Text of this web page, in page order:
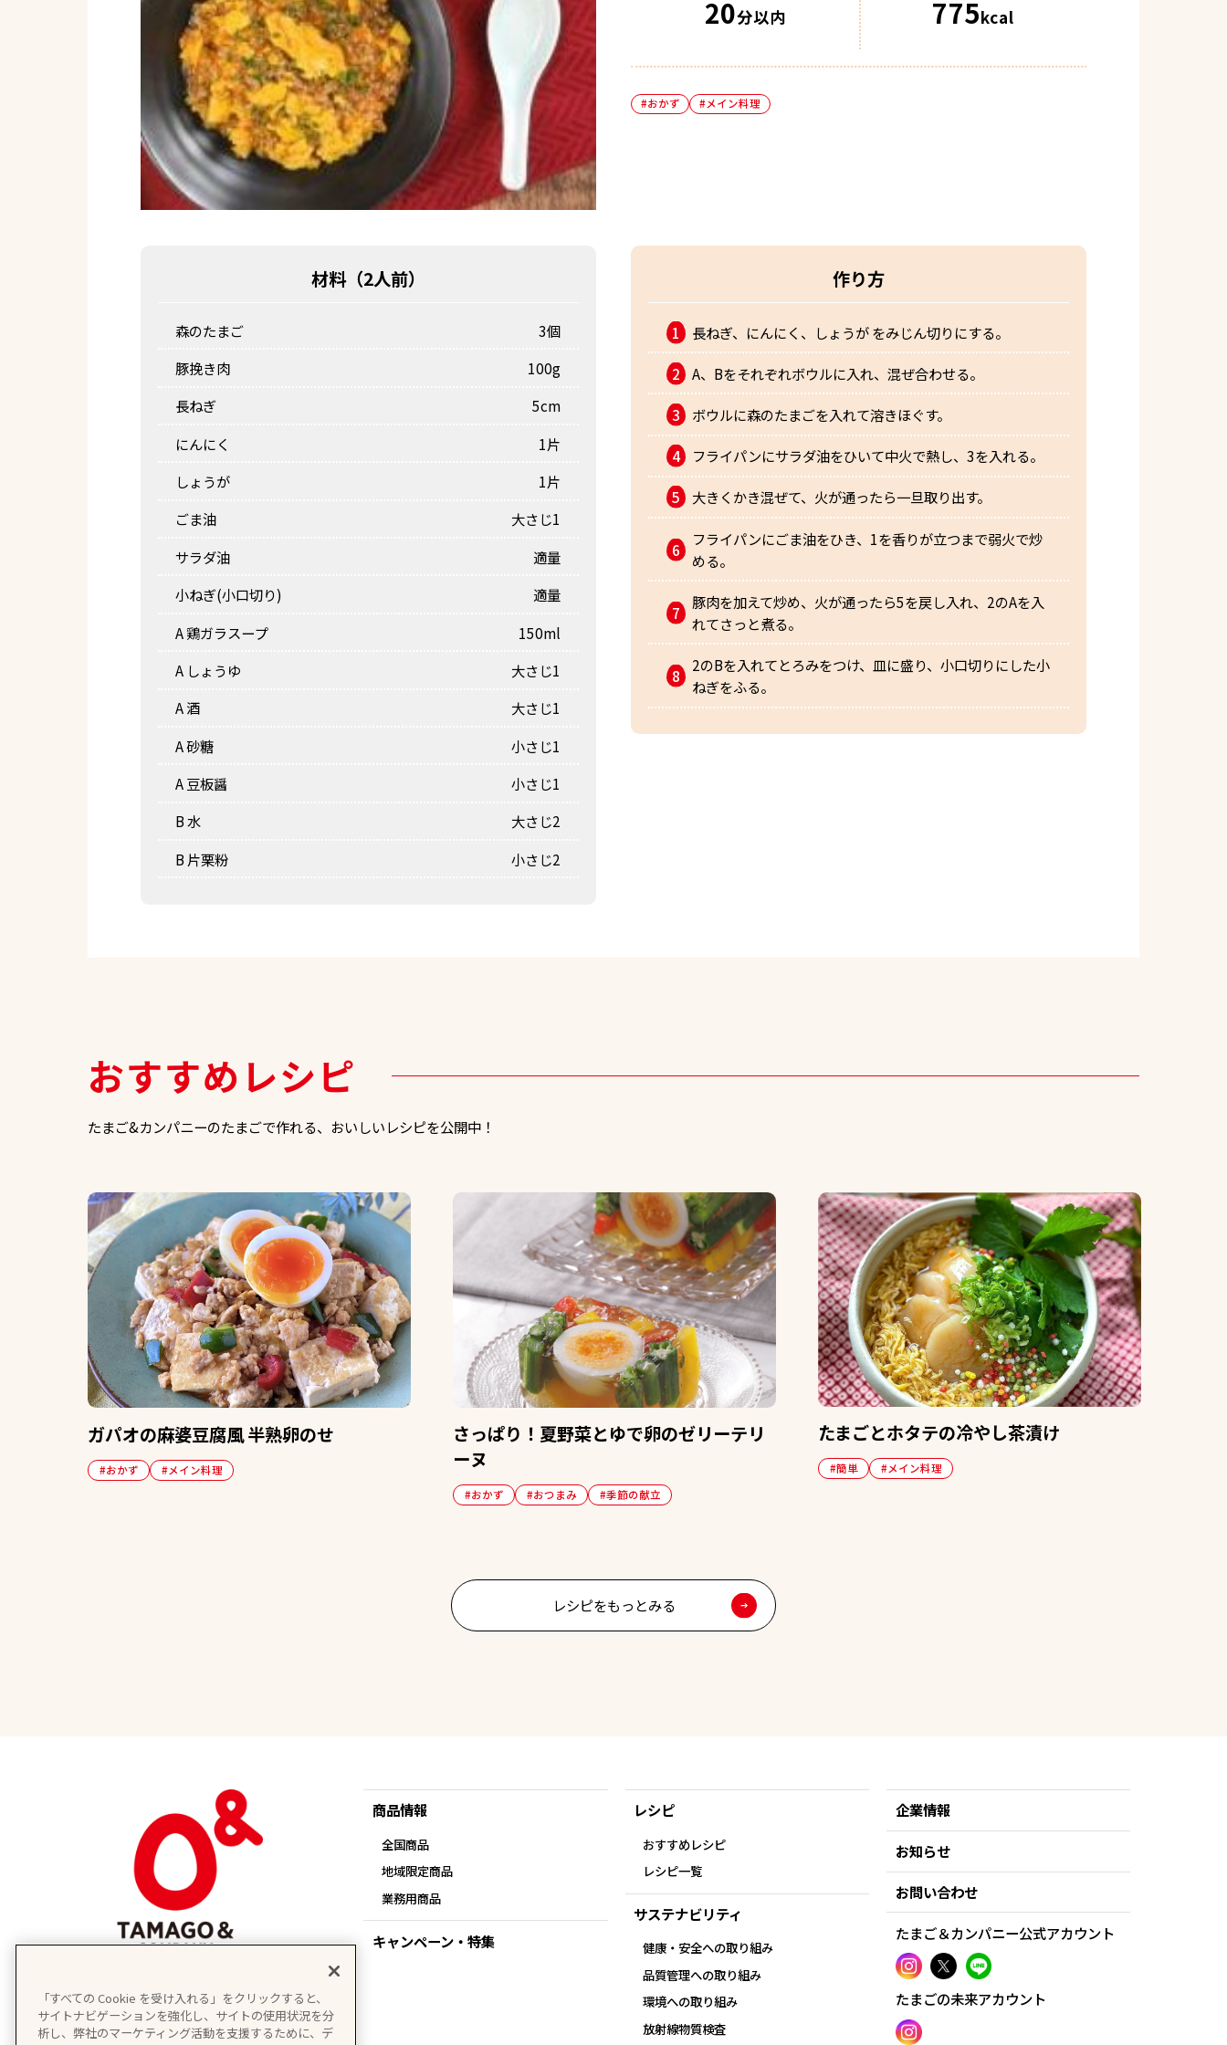
20分以内 775kcal
#おかず #メイン料理
材料（2人前）
森のたまご
3個
豚挽き肉
100g
長ねぎ
5cm
にんにく
1片
しょうが
1片
ごま油
大さじ1
サラダ油
適量
小ねぎ(小口切り)
適量
A 鶏ガラスープ
150ml
A しょうゆ
大さじ1
A 酒
大さじ1
A 砂糖
小さじ1
A 豆板醤
小さじ1
B 水
大さじ2
B 片栗粉
小さじ2
作り方
長ねぎ、にんにく、しょうが をみじん切りにする。
A、Bをそれぞれボウルに入れ、混ぜ合わせる。
ボウルに森のたまごを入れて溶きほぐす。
フライパンにサラダ油をひいて中火で熱し、3を入れる。
大きくかき混ぜて、火が通ったら一旦取り出す。
フライパンにごま油をひき、1を香りが立つまで弱火で炒
める。
豚肉を加えて炒め、火が通ったら5を戻し入れ、2のAを入
れてさっと煮る。
2のBを入れてとろみをつけ、皿に盛り、小口切りにした小
ねぎをふる。
おすすめレシピ
たまご&カンパニーのたまごで作れる、おいしいレシピを公開中！
ガパオの麻婆豆腐風 半熟卵のせ
#おかず #メイン料理
さっぱり！夏野菜とゆで卵のゼリーテリ
ーヌ
#おかず #おつまみ #季節の献立
たまごとホタテの冷やし茶漬け
#簡単 #メイン料理
レシピをもっとみる
商品情報
全国商品
地域限定商品
業務用商品
キャンペーン・特集
レシピ
おすすめレシピ
レシピ一覧
サステナビリティ
健康・安全への取り組み
品質管理への取り組み
環境への取り組み
放射線物質検査
企業情報
お知らせ
お問い合わせ
たまご＆カンパニー公式アカウント
たまごの未来アカウント
「すべての Cookie を受け入れる」をクリックすると、
サイトナビゲーションを強化し、サイトの使用状況を分
析し、弊社のマーケティング活動を支援するために、デ